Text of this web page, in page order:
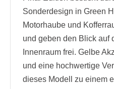
Sonderdesign in Green
Motorhaube und
und geben den Blick auf
Innenraum frei. Gelbe
und eine hochwertige
dieses Modell zu einem